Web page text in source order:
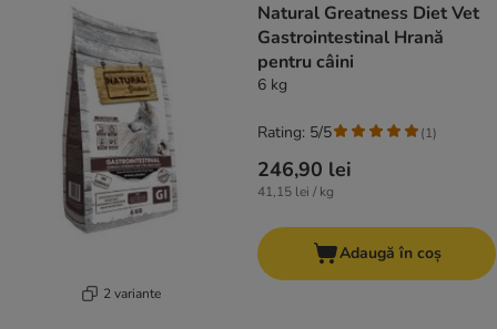
2 variante
Natural Greatness Diet Vet
Gastrointestinal Hrană
pentru câini
6 kg
246,90 lei
41,15 lei / kg
Rating: 5/5 (1)
Adaugă în coș